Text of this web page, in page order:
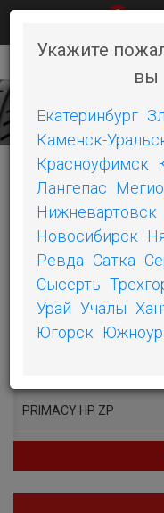
Укажите
вы
Екатеринбург
Каменск-
Красноуфимск
Лангепас
Нижневартовск
Новосибирск
Ревда Сатка
Сысерть
Урай Учалы
Югорск
0
POWER PURE SC
PILOT SPORT 4
PRIMACY LC
PRIMACY HP ZP
PILOT ALPIN 5 SUV ZP